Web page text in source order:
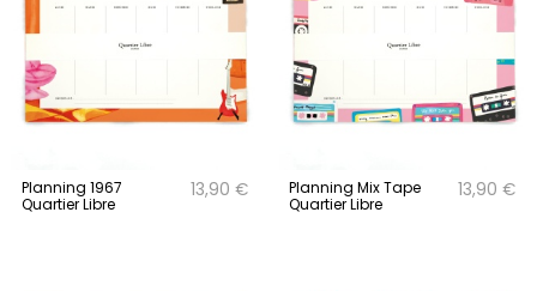
Planning 1967
Quartier Libre
13,90 €
Planning Mix Tape
Quartier Libre
13,90 €